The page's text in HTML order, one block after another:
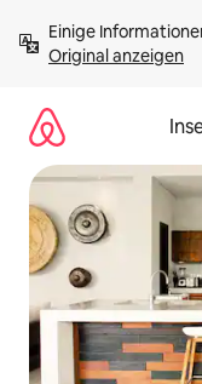
Inhalten
springenOriginal anzeigen